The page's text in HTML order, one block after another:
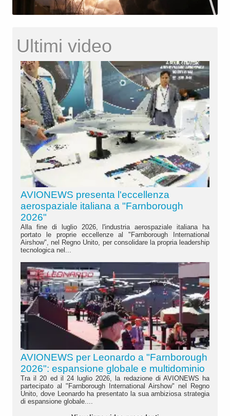
Ultimi video
AVIONEWS presenta l'eccellenza
aerospaziale italiana a "Farnborough
2026"
Alla fine di luglio 2026, l'industria aerospaziale italiana ha
portato le proprie eccellenze al "Farnborough International
Airshow", nel Regno Unito, per consolidare la propria leadership
tecnologica nel...
AVIONEWS per Leonardo a "Farnborough
2026": espansione globale e multidominio
Tra il 20 ed il 24 luglio 2026, la redazione di AVIONEWS ha
partecipato al "Farnborough International Airshow" nel Regno
Unito, dove Leonardo ha presentato la sua ambiziosa strategia
di espansione globale....